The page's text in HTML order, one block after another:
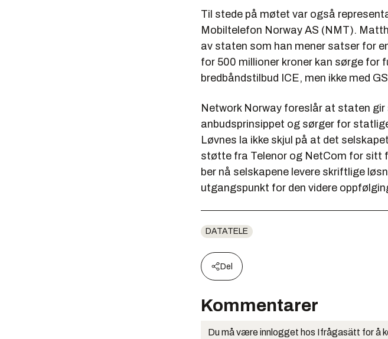
Til stede på møtet var også
Mobiltelefon Norway AS (NMT).
av staten som han mener satser for
for 500 millioner kroner kan sørge for
bredbåndstilbud ICE, men ikke med
Network Norway foreslår at staten
anbudsprinsippet og sørger for
Løvnes la ikke skjul på at det
støtte fra Telenor og NetCom for sitt
ber nå selskapene levere skriftlige
utgangspunkt for den videre
DATATELE
Del
Kommentarer
Du må være innlogget hos Ifrågasätt for å